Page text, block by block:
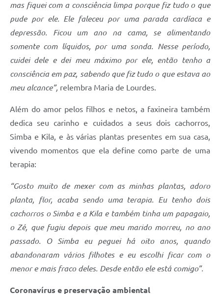
mas fiquei com a consciência limpa porque fiz tudo o que
pude por ele. Ele faleceu por uma parada cardíaca e
depressão. Ficou um ano na cama, se alimentando
somente com líquidos, por uma sonda. Nesse período,
cuidei dele e dei meu máximo por ele, então tenho a
consciência em paz, sabendo que fiz tudo o que estava ao
meu alcance”, relembra Maria de Lourdes.
Além do amor pelos filhos e netos, a faxineira também
dedica seu carinho e cuidados a seus dois cachorros,
Simba e Kila, e às várias plantas presentes em sua casa,
vivendo momentos que ela define como parte de uma
terapia:
“Gosto muito de mexer com as minhas plantas, adoro
planta, flor, acaba sendo uma terapia. Eu tenho dois
cachorros o Simba e a Kila e também tinha um papagaio,
o Zé, que fugiu depois que meu marido morreu, no ano
passado. O Simba eu peguei há oito anos, quando
abandonaram vários filhotes e eu escolhi ficar com o
menor e mais fraco deles. Desde então ele está comigo”.
Coronavírus e preservação ambiental